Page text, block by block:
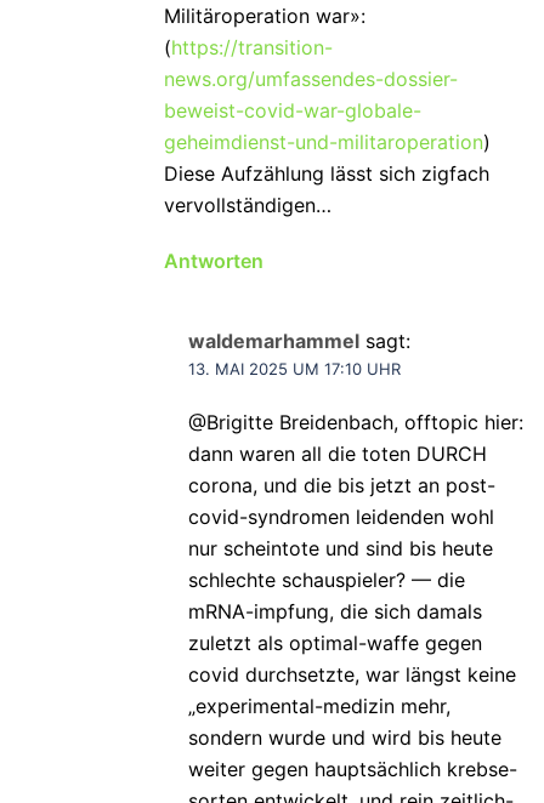
Militäroperation war»:
(https://transition-
news.org/umfassendes-dossier-
beweist-covid-war-globale-
geheimdienst-und-militaroperation)
Diese Aufzählung lässt sich zigfach
vervollständigen…
Antworten
waldemarhammel sagt:
13. MAI 2025 UM 17:10 UHR
@Brigitte Breidenbach, offtopic hier:
dann waren all die toten DURCH
corona, und die bis jetzt an post-
covid-syndromen leidenden wohl
nur scheintote und sind bis heute
schlechte schauspieler? — die
mRNA-impfung, die sich damals
zuletzt als optimal-waffe gegen
covid durchsetzte, war längst keine
„experimental-medizin mehr,
sondern wurde und wird bis heute
weiter gegen hauptsächlich krebse-